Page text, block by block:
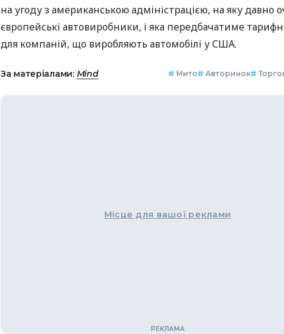
на угоду з американською адміністрацією, на яку давно
європейські автовиробники, і яка передбачатиме
для компаній, що виробляють автомобілі у США.
За матеріалами: Mind # Мито# Авторинок#
Місце для вашої реклами